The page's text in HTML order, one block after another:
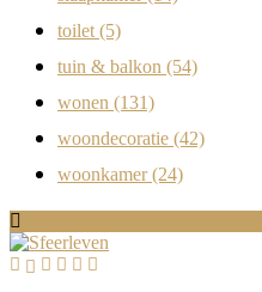
toilet (5)
tuin & balkon (54)
wonen (131)
woondecoratie (42)
woonkamer(24)